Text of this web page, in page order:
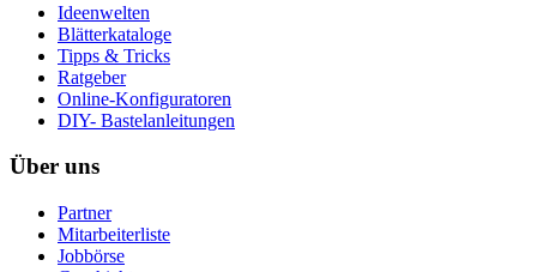
Ideenwelten
Blätterkataloge
Tipps & Tricks
Ratgeber
Online-Konfiguratoren
DIY- Bastelanleitungen
Über uns
Partner
Mitarbeiterliste
Jobbörse